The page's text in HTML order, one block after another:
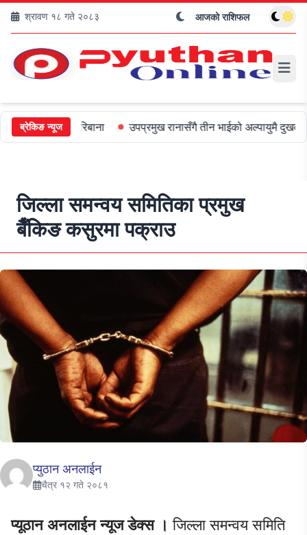
श्रावण १८ गते २०८३ आजको राशिफल
ब्रेकिङ न्यूज
जरिबाना उपप्रमुख रानासँगै तीन भाईको अल्पायुमै दुखद निधन
जिल्ला समन्वय समितिका प्रमुख
बैँकिङ कसुरमा पक्राउ
प्युठान अनलाईन
चैत्र १२ गते २०८१
प्यूठान अनलाईन न्यूज डेक्स ।जिल्ला समन्वय समिति